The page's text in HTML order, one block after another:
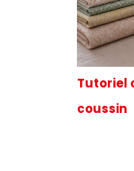
Tutoriel
coussin